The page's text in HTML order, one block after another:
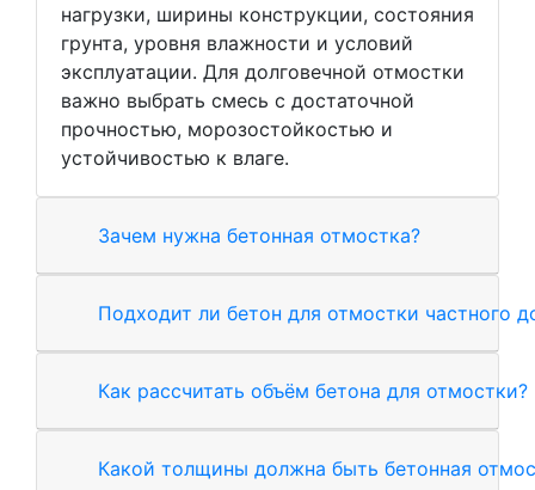
нагрузки, ширины конструкции, состояния
грунта, уровня влажности и условий
эксплуатации. Для долговечной отмостки
важно выбрать смесь с достаточной
прочностью, морозостойкостью и
устойчивостью к влаге.
Зачем нужна бетонная отмостка?
Подходит ли бетон для отмостки частного
Как рассчитать объём бетона для отмостки?
Какой толщины должна быть бетонная